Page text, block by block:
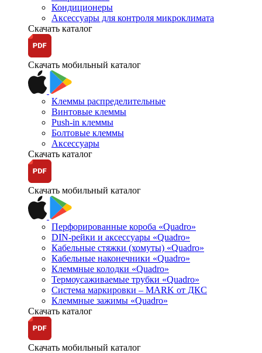
Кондиционеры
Аксессуары для контроля микроклимата
Скачать каталог
Скачать мобильный каталог
Клеммы распределительные
Винтовые клеммы
Push-in клеммы
Болтовые клеммы
Аксессуары
Скачать каталог
Скачать мобильный каталог
Перфорированные короба «Quadro»
DIN-рейки и аксессуары «Quadro»
Кабельные стяжки (хомуты) «Quadro»
Кабельные наконечники «Quadro»
Клеммные колодки «Quadro»
Термоусаживаемые трубки «Quadro»
Система маркировки – MARK от ДКС
Клеммные зажимы «Quadro»
Скачать каталог
Скачать мобильный каталог